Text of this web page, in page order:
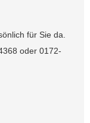
für Sie da.
oder 0172-